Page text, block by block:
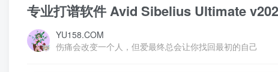
专业打谱软件 Avid Sibelius Ultimate
YU158.COM
伤痛会改变一个人，但爱最终总会让你找回最初的自己